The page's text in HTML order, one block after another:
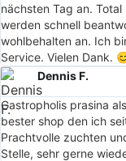
nächsten Tag an.
werden schnell
wohlbehalten an. Ich
Service. Vielen Dank.
Dennis F.
Gastropholis prasina
bester shop den ich
Prachtvolle zuchten
Stelle, sehr gerne